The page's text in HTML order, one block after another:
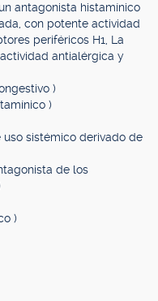
antagonista histamínico
con potente actividad
periféricos H1, La
antialérgica y
)
)
sistémico derivado de
de los
)